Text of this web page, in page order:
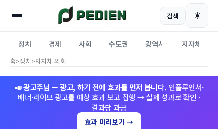
검색 ☀️
정치 경제 사회 수도권 광역시 지자체
홈>정치>지자체 의회
📣 광고주님 — 광고, 하기 전에 효과를 먼저 봅니다. 인플루언서·
배너·라이브 광고를 예상 효과 보고 집행 → 실제 성과로 확인 ·
결과당 과금
효과 미리보기 →